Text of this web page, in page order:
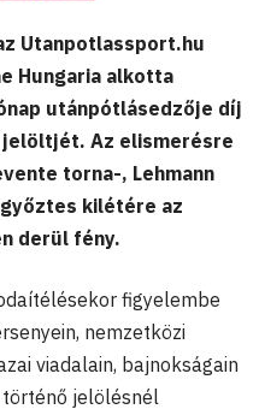
Utanpotlassport.hu
Hungaria alkotta
utánpótlásedzője díj
jelöltjét. Az elismerésre
torna-, Lehmann
kilétére az
derül fény.
figyelembe
nemzetközi
viadalain, bajnokságain
jelölésnél